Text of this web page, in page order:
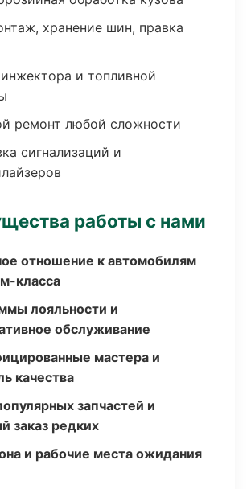
хранение шин, правка
и топливной
ремонт любой сложности
сигнализаций и
работы с нами
отношение к автомобилям
класса
лояльности и
обслуживание
мастера и
качества
запчастей и
заказ редких
и рабочие места ожидания